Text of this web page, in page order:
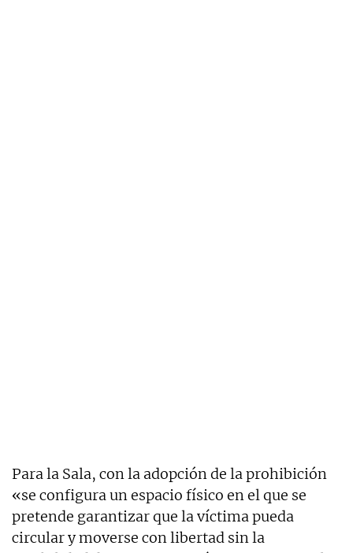
Para la Sala, con la adopción de la prohibición
«se configura un espacio físico en el que se
pretende garantizar que la víctima pueda
circular y moverse con libertad sin la